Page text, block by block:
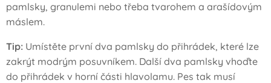
pamlsky, granulemi nebo třeba tvarohem a arašídovým
máslem.
Tip: Umístěte první dva pamlsky do přihrádek, které lze
zakrýt modrým posuvníkem. Další dva pamlsky vhoďte
do přihrádek v horní části hlavolamu. Pes tak musí